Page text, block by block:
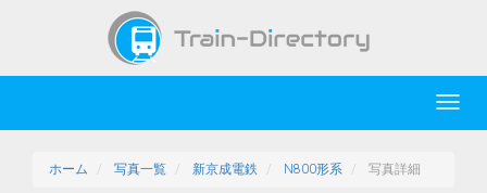
ホーム 写真一覧 新京成電鉄 N800形系 写真詳細